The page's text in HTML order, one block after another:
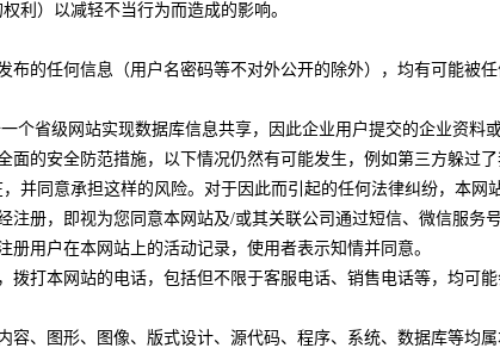
利）以减轻不当行为而造成的影响。
布的任何信息（用户名密码等不对外公开的除外），均有可能
个省级网站实现数据库信息共享，因此企业用户提交的企业资料
面的安全防范措施，以下情况仍然有可能发生，例如第三方躲
并同意承担这样的风险。对于因此而引起的任何法律纠纷，本网
注册，即视为您同意本网站及/或其关联公司通过短信、微信服
册用户在本网站上的活动记录，使用者表示知情并同意。
拨打本网站的电话，包括但不限于客服电话、销售电话等，均可
容、图形、图像、版式设计、源代码、程序、系统、数据库等